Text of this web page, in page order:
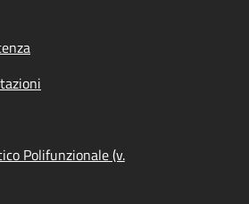
Polifunzionale (v.